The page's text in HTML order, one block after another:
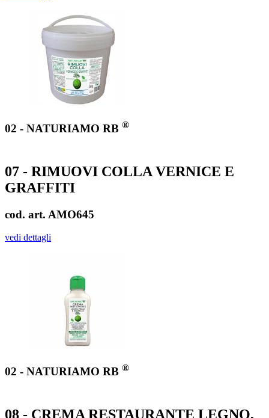
02 - NATURIAMO RB ®
07 - RIMUOVI COLLA VERNICE E
GRAFFITI
cod. art. AMO645
vedi dettagli
02 - NATURIAMO RB ®
08 - CREMA RESTAURANTE LEGNO,